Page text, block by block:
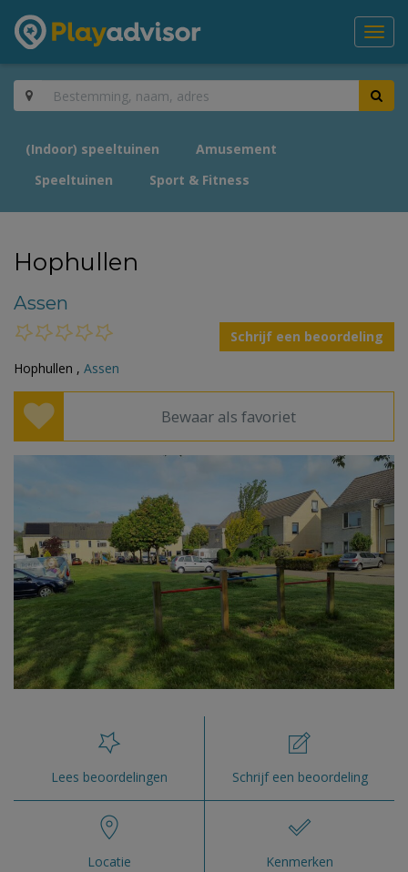
(Indoor) speeltuinen
Amusement
Speeltuinen
Sport & Fitness
Hophullen
Assen
Schrijf een beoordeling
Hophullen , Assen
Bewaar als favoriet
Lees beoordelingen Schrijf een beoordeling
Locatie Kenmerken